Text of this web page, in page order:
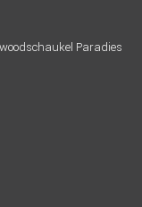
Paradies